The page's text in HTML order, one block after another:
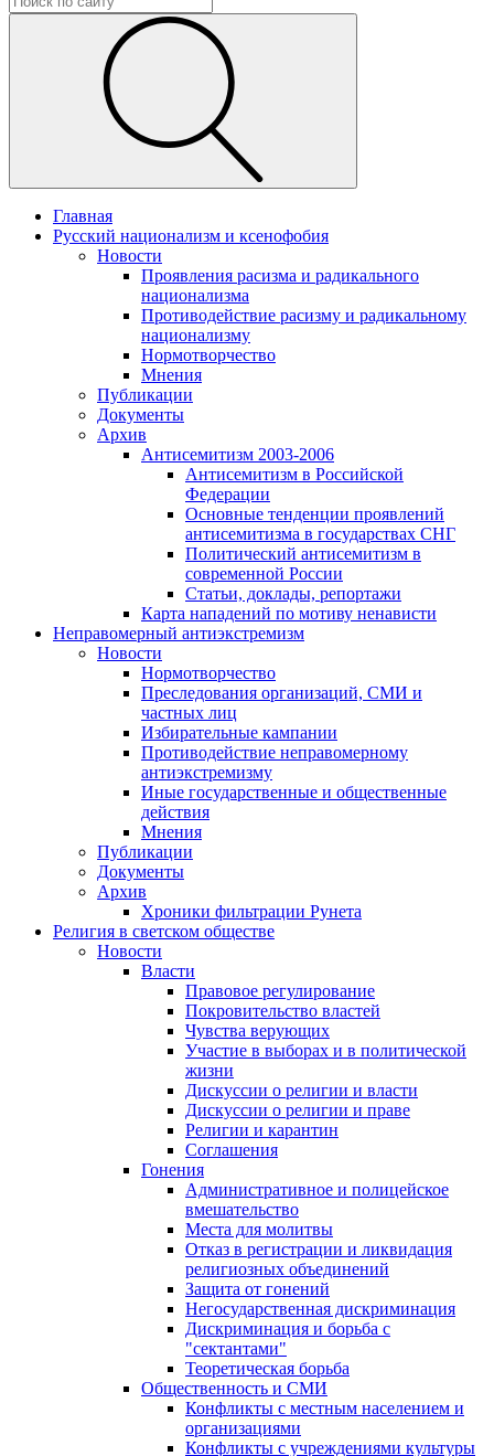
Главная
Русский национализм и ксенофобия
Новости
Проявления расизма и радикального
национализма
Противодействие расизму и радикальному
национализму
Нормотворчество
Мнения
Публикации
Документы
Архив
Антисемитизм 2003-2006
Антисемитизм в Российской
Федерации
Основные тенденции проявлений
антисемитизма в государствах СНГ
Политический антисемитизм в
современной России
Статьи, доклады, репортажи
Карта нападений по мотиву ненависти
Неправомерный антиэкстремизм
Новости
Нормотворчество
Преследования организаций, СМИ и
частных лиц
Избирательные кампании
Противодействие неправомерному
антиэкстремизму
Иные государственные и общественные
действия
Мнения
Публикации
Документы
Архив
Хроники фильтрации Рунета
Религия в светском обществе
Новости
Власти
Правовое регулирование
Покровительство властей
Чувства верующих
Участие в выборах и в политической
жизни
Дискуссии о религии и власти
Дискуссии о религии и праве
Религии и карантин
Соглашения
Гонения
Административное и полицейское
вмешательство
Места для молитвы
Отказ в регистрации и ликвидация
религиозных объединений
Защита от гонений
Негосударственная дискриминация
Дискриминация и борьба с
"сектантами"
Теоретическая борьба
Общественность и СМИ
Конфликты с местным населением и
организациями
Конфликты с учреждениями культуры